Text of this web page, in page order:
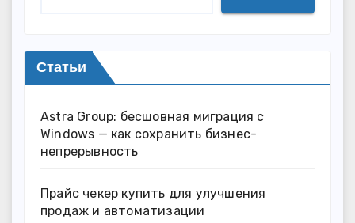
Статьи
Astra Group: бесшовная миграция с
Windows — как сохранить бизнес-
непрерывность
Прайс чекер купить для улучшения
продаж и автоматизации